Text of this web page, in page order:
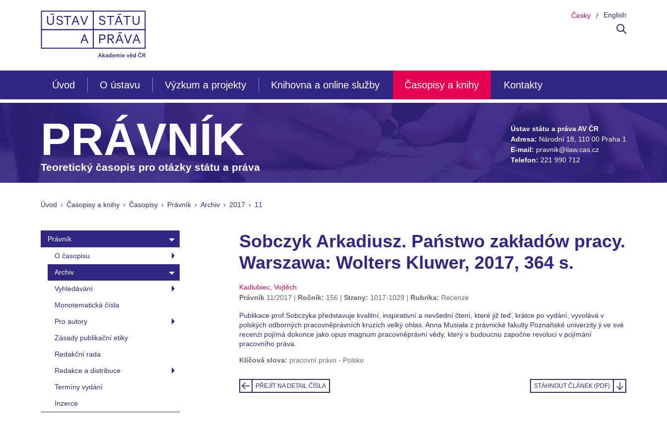
Česky English
Úvod O ústavu Výzkum a projekty Knihovna a online služby Časopisy a knihy Kontakty
PRÁVNÍK
Teoretický časopis pro otázky státu a práva
Ústav státu a práva AV ČR
Adresa: Národní 18, 110 00 Praha 1
E-mail: pravnik@ilaw.cas.cz
Telefon: 221 990 712
Úvod Časopisy a knihy Časopisy Právník Archiv 2017 11
Právník
O časopisu
Archiv
Vyhledávání
Monotematická čísla
Pro autory
Zásady publikační etiky
Redakční rada
Redakce a distribuce
Termíny vydání
Inzerce
Sobczyk Arkadiusz. Państwo zakładów pracy.
Warszawa: Wolters Kluwer, 2017, 364 s.
Kadlubiec, Vojtěch
Právník11/2017 Ročník: 156 Strany: 1017-1029 Rubrika: Recenze
Publikace prof.Sobczyka představuje kvalitní, inspirativní a nevšední čtení, které již teď, krátce po vydání, vyvolává v
polských odborných pracovněprávních kruzích velký ohlas. Anna Musiała z právnické fakulty Poznaňské univerzity ji ve své
recenzi pojímá dokonce jako opus magnum pracovněprávní vědy, který v budoucnu započne revoluci v pojímání
pracovního práva.
Klíčová slova: pracovní právo - Polsko
PŘEJÍT NA DETAIL ČÍSLA STÁHNOUT ČLÁNEK (PDF)